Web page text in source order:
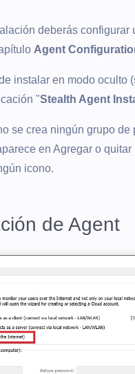
deberás configurar
Agent
instalar en modo oculto
"Stealth Agent
se crea ningún grupo de
en Agregar o quitar
icono.
de Agent